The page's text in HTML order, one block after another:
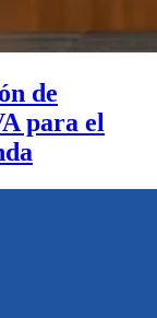
de
para el